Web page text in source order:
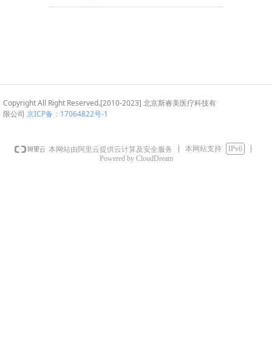
Copyright All Right Reserved.[2010-2023] 北京斯睿美医疗科技有
限公司 京ICP备：17064822号-1
本网站由阿里云提供云计算及安全服务 本网站支持
IPv6
Powered by CloudDream